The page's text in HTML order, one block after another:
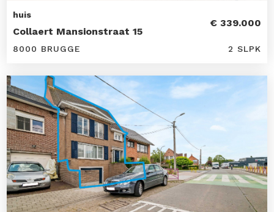
huis
Collaert Mansionstraat 15
€ 339.000
8000 BRUGGE 2 SLPK